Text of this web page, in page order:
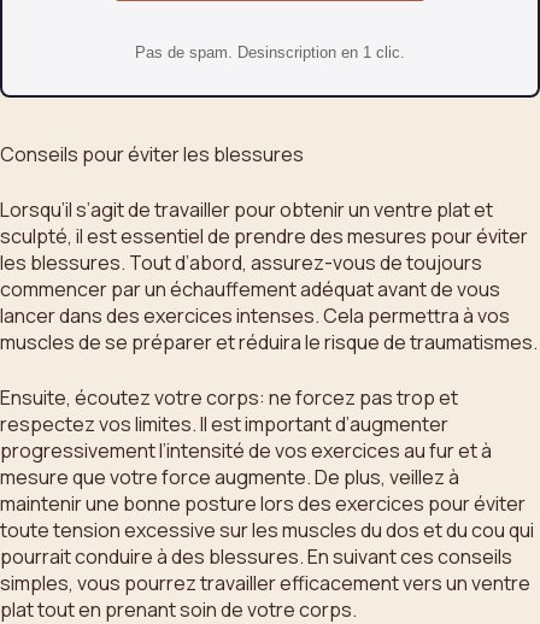
Pas de spam. Desinscription en 1 clic.
Conseils pour éviter les blessures
Lorsqu’il s’agit de travailler pour obtenir un ventre plat et
sculpté, il est essentiel de prendre des mesures pour éviter
les blessures. Tout d’abord, assurez-vous de toujours
commencer par un échauffement adéquat avant de vous
lancer dans des exercices intenses. Cela permettra à vos
muscles de se préparer et réduira le risque de traumatismes.
Ensuite, écoutez votre corps: ne forcez pas trop et
respectez vos limites. Il est important d’augmenter
progressivement l’intensité de vos exercices au fur et à
mesure que votre force augmente. De plus, veillez à
maintenir une bonne posture lors des exercices pour éviter
toute tension excessive sur les muscles du dos et du cou qui
pourrait conduire à des blessures. En suivant ces conseils
simples, vous pourrez travailler efficacement vers un ventre
plat tout en prenant soin de votre corps.